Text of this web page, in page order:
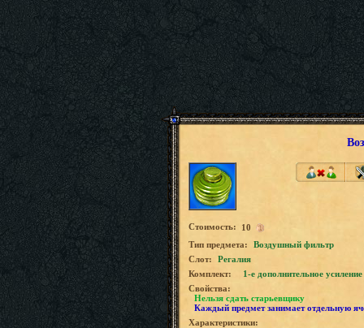
Стоимость:
10
Tип предмета:
Воздушный фильтр
Слот:
Регалия
Комплект:
1-е дополнительное
Свойства:
Нельзя сдать старьевщику
Каждый предмет занимает отдельную
Характеристики: